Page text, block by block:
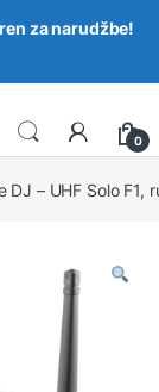
0
DJ – UHF Solo
za narudžbe!